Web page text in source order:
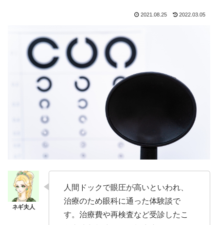
2021.08.25 2022.03.05
人間ドックで眼圧が高いといわれ、
治療のため眼科に通った体験談で
す。治療費や再検査など受診したこ